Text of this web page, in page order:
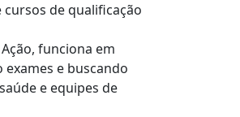
de qualificação
funciona em
e buscando
e equipes de